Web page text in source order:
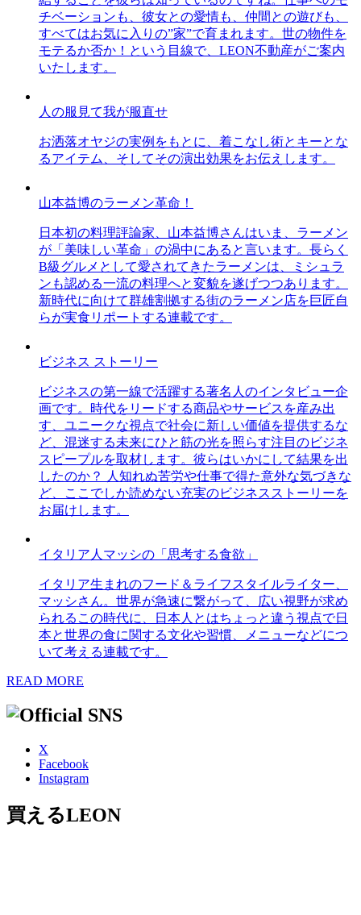
チベーションも、彼女との愛情も、仲間との遊びも、
すべてはお気に入りの”家”で育まれます。世の物件を
モテるか否か！という目線で、LEON不動産がご案内
いたします。
人の服見て我が服直せ
お洒落オヤジの実例をもとに、着こなし術とキーとな
るアイテム、そしてその演出効果をお伝えします。
山本益博のラーメン革命！
日本初の料理評論家、山本益博さんはいま、ラーメン
が「美味しい革命」の渦中にあると言います。長らく
B級グルメとして愛されてきたラーメンは、ミシュラ
ンも認める一流の料理へと変貌を遂げつつあります。
新時代に向けて群雄割拠する街のラーメン店を巨匠自
らが実食リポートする連載です。
ビジネス ストーリー
ビジネスの第一線で活躍する著名人のインタビュー企
画です。時代をリードする商品やサービスを産み出
す、ユニークな視点で社会に新しい価値を提供するな
ど、混迷する未来にひと筋の光を照らす注目のビジネ
スピープルを取材します。彼らはいかにして結果を出
したのか？ 人知れぬ苦労や仕事で得た意外な気づきな
ど、ここでしか読めない充実のビジネスストーリーを
お届けします。
イタリア人マッシの「思考する食欲」
イタリア生まれのフード＆ライフスタイルライター、
マッシさん。世界が急速に繋がって、広い視野が求め
られるこの時代に、日本人とはちょっと違う視点で日
本と世界の食に関する文化や習慣、メニューなどにつ
いて考える連載です。
READ MORE
X
Facebook
Instagram
買えるLEON